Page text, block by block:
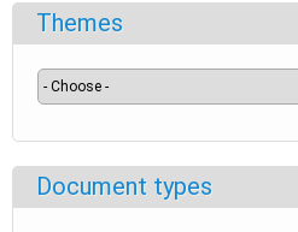
Themes
Document types